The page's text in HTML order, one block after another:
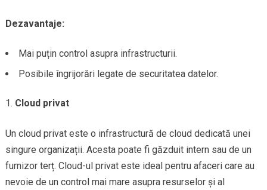
Dezavantaje:
Mai puțin control asupra infrastructurii.
Posibile îngrijorări legate de securitatea datelor.
Cloud privat
Un cloud privat este o infrastructură de cloud dedicată unei
singure organizații. Acesta poate fi găzduit intern sau de un
furnizor terț. Cloud-ul privat este ideal pentru afaceri care au
nevoie de un control mai mare asupra resurselor și al